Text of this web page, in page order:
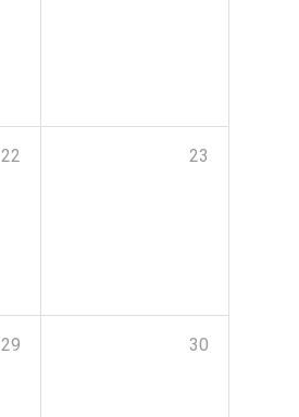
22 23
29 30